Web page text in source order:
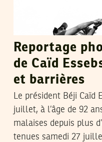
Reportage
de Caïd
et barrières
Le président Béji Caïd
juillet, à l’âge de 92
malaises depuis plus
tenues samedi 27